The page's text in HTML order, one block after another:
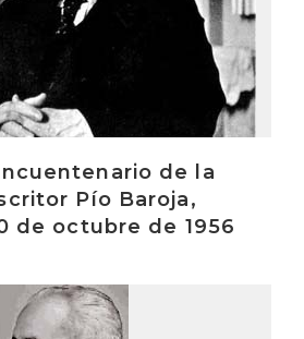
de la
Pío Baroja,
de octubre de 1956